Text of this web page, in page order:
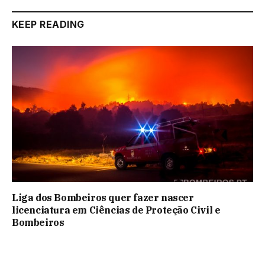
KEEP READING
Liga dos Bombeiros quer fazer nascer
licenciatura em Ciências de Proteção Civil e
Bombeiros